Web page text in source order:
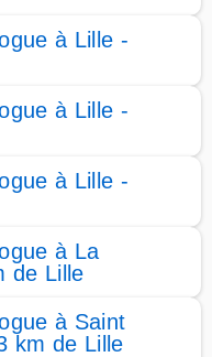
à Lille -
à Lille -
à Lille -
à La
de Lille
à Saint
km de Lille